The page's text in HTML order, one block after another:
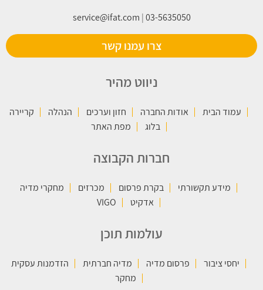
service@ifat.com |03-5635050
צרו עמנו קשר
ניווט מהיר
עמוד הבית אודות החברה חזון וערכים הנהלה
קריירה
בלוג
מפת האתר
חברות הקבוצה
מידע תקשורתי בקרת פרסום מכרזים
מחקרי מדיה
אדקיט
VIGO
עולמות תוכן
יחסי ציבור פרסום מדיה מדיה חברתית
הזדמנות עסקית
מחקר